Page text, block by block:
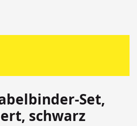
Set,
schwarz